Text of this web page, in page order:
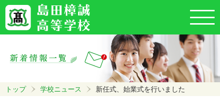
トップ 学校ニュース 新任式、始業式を行いました